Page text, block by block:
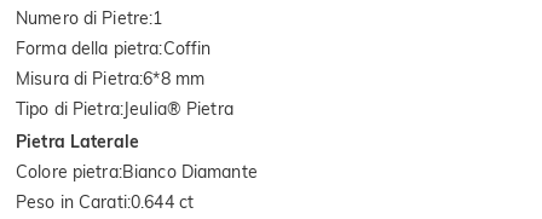
Numero di Pietre:1
Forma della pietra:Coffin
Misura di Pietra:6*8 mm
Tipo di Pietra:Jeulia® Pietra
Pietra Laterale
Colore pietra:Bianco Diamante
Peso in Carati:0.644 ct